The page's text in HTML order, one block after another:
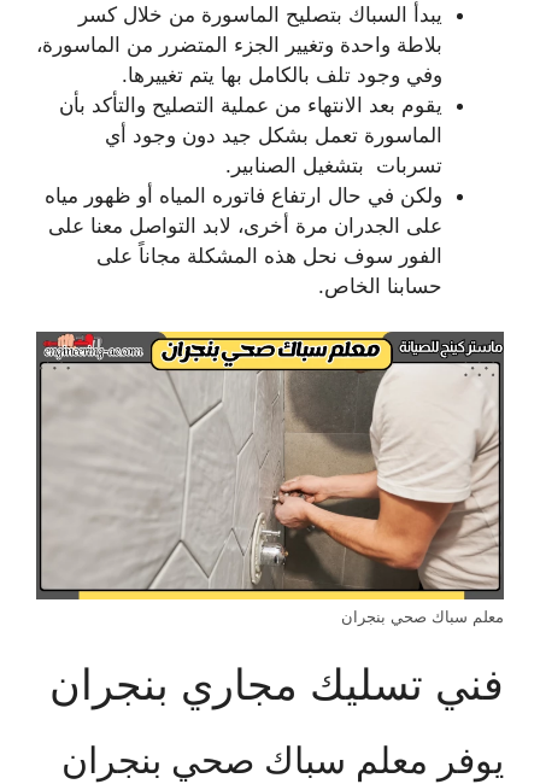
يبدأ السباك بتصليح الماسورة من خلال كسر
بلاطة واحدة وتغيير الجزء المتضرر من الماسورة،
وفي وجود تلف بالكامل بها يتم تغييرها.
يقوم بعد الانتهاء من عملية التصليح والتأكد بأن
الماسورة تعمل بشكل جيد دون وجود أي
تسربات بتشغيل الصنابير.
ولكن في حال ارتفاع فاتوره المياه أو ظهور مياه
على الجدران مرة أخرى، لابد التواصل معنا على
الفور سوف نحل هذه المشكلة مجاناً على
حسابنا الخاص.
معلم سباك صحي بنجران
فني تسليك مجاري بنجران
يوفر معلم سباك صحي بنجران